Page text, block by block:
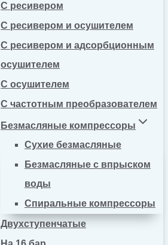
С ресивером
С ресивером и осушителем
С ресивером и адсорбционным
осушителем
С осушителем
С частотным преобразователем
Безмасляные компрессоры
Сухие безмасляные
Безмасляные с впрыском
воды
Спиральные компрессоры
Двухступенчатые